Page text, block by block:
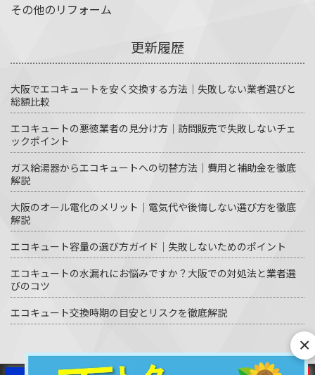
その他のリフォーム
更新履歴
大阪でエコキュートを安く交換する方法｜失敗しない業者選びと
総額比較
エコキュートの悪徳業者の見分け方｜訪問販売で失敗しないチェ
ックポイント
ガス給湯器からエコキュートへの切替方法｜費用と補助金を徹底
解説
大阪のオール電化のメリット｜電気代や後悔しない選び方を徹底
解説
エコキュート容量の選び方ガイド｜失敗しないためのポイント
エコキュートの水漏れにお悩みですか？大阪での対処法と業者選
びのコツ
エコキュート交換時期の目安とリスクを徹底解説
×
© エコキュート激安革命 All Rights Reserved.